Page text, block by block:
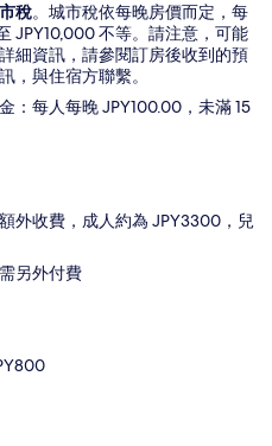
稅。城市稅依每晚房價而定，每
JPY10,000 不等。請注意，可能
細資訊，請參閱訂房後收到的預
，與住宿方聯繫。
：每人每晚 JPY100.00，未滿 15
外收費，成人約為 JPY3300，兒
需另外付費